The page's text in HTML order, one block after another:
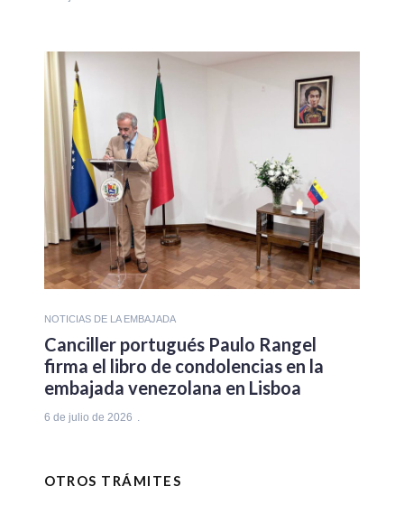
NOTICIAS DE LA EMBAJADA
Canciller portugués Paulo Rangel
firma el libro de condolencias en la
embajada venezolana en Lisboa
6 de julio de 2026
OTROS TRÁMITES